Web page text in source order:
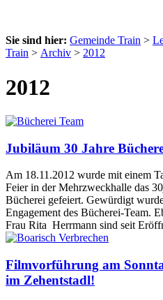
Sie sind hier: Gemeinde Train >
Train > Archiv > 2012
2012
Jubiläum 30 Jahre
Am 18.11.2012 wurde mit einem
Feier in der Mehrzweckhalle das
Bücherei gefeiert. Gewürdigt
Engagement des Bücherei-Team.
Frau Rita Herrmann sind seit
Filmvorführung am
im Zehentstadl!